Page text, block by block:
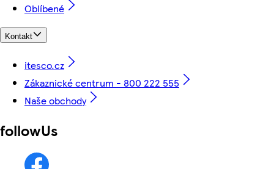
Oblíbené
Kontakt
itesco.cz
Zákaznické centrum - 800 222 555
Naše obchody
followUs